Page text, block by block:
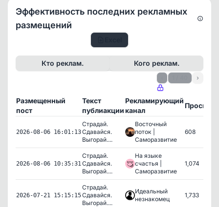
Эффективность последних рекламных
размещений
Кто реклам. Кого реклам.
›
Размещенный
пост
Текст
публиакции
Рекламирующий
канал
2026-08-06 16:01:13
Страдай.
Сдавайся.
Выгорай....
Восточный
поток |
Саморазвитие
608
2026-08-06 10:35:31
Страдай.
Сдавайся.
Выгорай....
На языке
счастья |
Саморазвитие
1,074
2026-07-21 15:15:15
Страдай.
Сдавайся.
Выгорай....
Идеальный
незнакомец
1,733